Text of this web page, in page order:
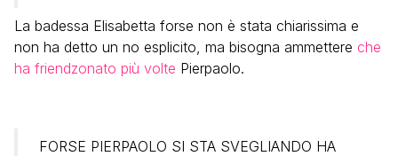
La badessa Elisabetta forse non è stata chiarissima e
non ha detto un no esplicito, ma bisogna ammettere che
ha friendzonato più volte Pierpaolo.
FORSE PIERPAOLO SI STA SVEGLIANDO HA